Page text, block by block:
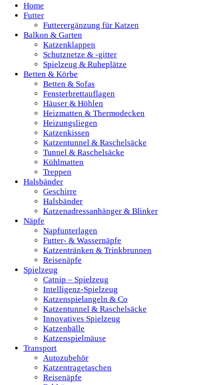
Home
Futter
Futterergänzung für Katzen
Balkon & Garten
Katzenklappen
Schutznetze & -gitter
Spielzeug & Ruheplätze
Betten & Körbe
Betten & Sofas
Fensterbrettauflagen
Häuser & Höhlen
Heizmatten & Thermodecken
Heizungsliegen
Katzenkissen
Katzentunnel & Raschelsäcke
Tunnel & Raschelsäcke
Kühlmatten
Treppen
Halsbänder
Geschirre
Halsbänder
Katzenadressanhänger & Blinker
Näpfe
Napfunterlagen
Futter- & Wassernäpfe
Katzentränken & Trinkbrunnen
Reisenäpfe
Spielzeug
Catnip – Spielzeug
Intelligenz-Spielzeug
Katzenspielangeln & Co
Katzentunnel & Raschelsäcke
Innovatives Spielzeug
Katzenbälle
Katzenspielmäuse
Transport
Autozubehör
Katzentragetaschen
Reisenäpfe